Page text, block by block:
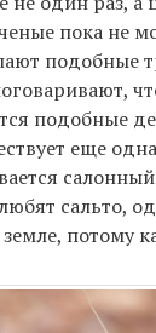
пока не
подобные
подобные
еще
сальто,
земле, потому